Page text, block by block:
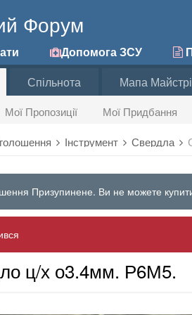
Форум
Допомога ЗСУ
Мої Пропозиції Мої Придбання
Спільнота Мапа
Інструмент Свердла
Призупинене. Ви не можете
ц/х о3.4мм. Р6М5.